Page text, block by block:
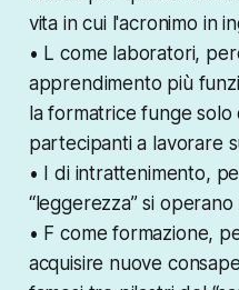
vita in cui l'acronimo in
• L come laboratori,
apprendimento più
la formatrice funge solo
partecipanti a lavorare
• I di intrattenimento,
“leggerezza” si
• F come formazione,
acquisire nuove